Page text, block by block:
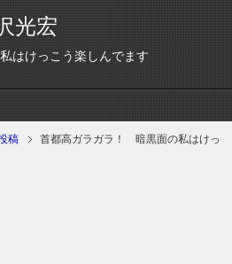
光宏
はけっこう楽しんでます
稿
首都高ガラガラ！ 暗黒面の私はけっ